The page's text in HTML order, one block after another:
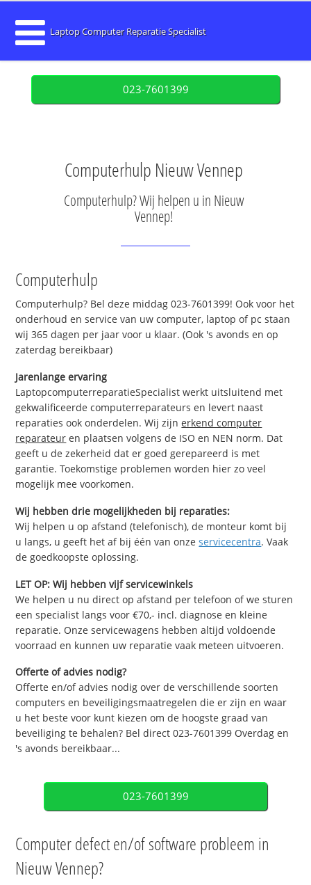
Laptop Computer Reparatie Specialist
023-7601399
Computerhulp Nieuw Vennep
Computerhulp? Wij helpen u in Nieuw
Vennep!
Computerhulp
Computerhulp? Bel deze middag 023-7601399! Ook voor het
onderhoud en service van uw computer, laptop of pc staan
wij 365 dagen per jaar voor u klaar. (Ook 's avonds en op
zaterdag bereikbaar)
Jarenlange ervaring
LaptopcomputerreparatieSpecialist werkt uitsluitend met
gekwalificeerde computerreparateurs en levert naast
reparaties ook onderdelen. Wij zijnerkend computer
reparateur en plaatsen volgens de ISO en NEN norm. Dat
geeft u de zekerheid dat er goed gerepareerd is met
garantie. Toekomstige problemen worden hier zo veel
mogelijk mee voorkomen.
Wij hebben drie mogelijkheden bij reparaties:
Wij helpen u op afstand (telefonisch), de monteur komt bij
u langs, u geeft het af bij één van onzeservicecentra. Vaak
de goedkoopste oplossing.
LET OP: Wij hebben vijf servicewinkels
We helpen u nu direct op afstand per telefoon of we sturen
een specialist langs voor €70,- incl. diagnose en kleine
reparatie. Onze servicewagens hebben altijd voldoende
voorraad en kunnen uw reparatie vaak meteen uitvoeren.
Offerte of advies nodig?
Offerte en/of advies nodig over de verschillende soorten
computers en beveiligingsmaatregelen die er zijn en waar
u het beste voor kunt kiezen om de hoogste graad van
beveiliging te behalen? Bel direct 023-7601399 Overdag en
's avonds bereikbaar...
023-7601399
Computer defect en/of software probleem in
Nieuw Vennep?